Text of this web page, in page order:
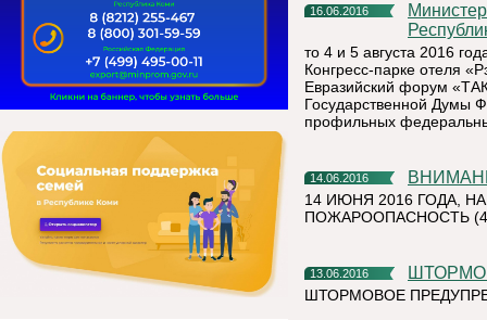
16.06.2016
Министерство промышленности, транспорта и энергетики
то 4 и 5 августа 2016
Конгресс-парке отеля
Евразийский форум
Государственной Думы
профильных
14.06.2016
14 ИЮНЯ 2016 ГОДА,
ПОЖАРООПАСНОСТЬ
13.06.2016
ШТОРМОВОЕ